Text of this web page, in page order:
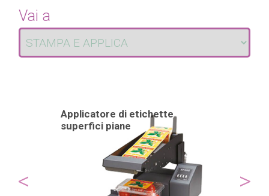
Vai a
Applicatore di etichette
superfici piane
< >